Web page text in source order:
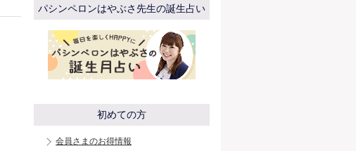
パシンペロンはやぶさ先生の誕生占い
初めての方
会員さまのお得情報